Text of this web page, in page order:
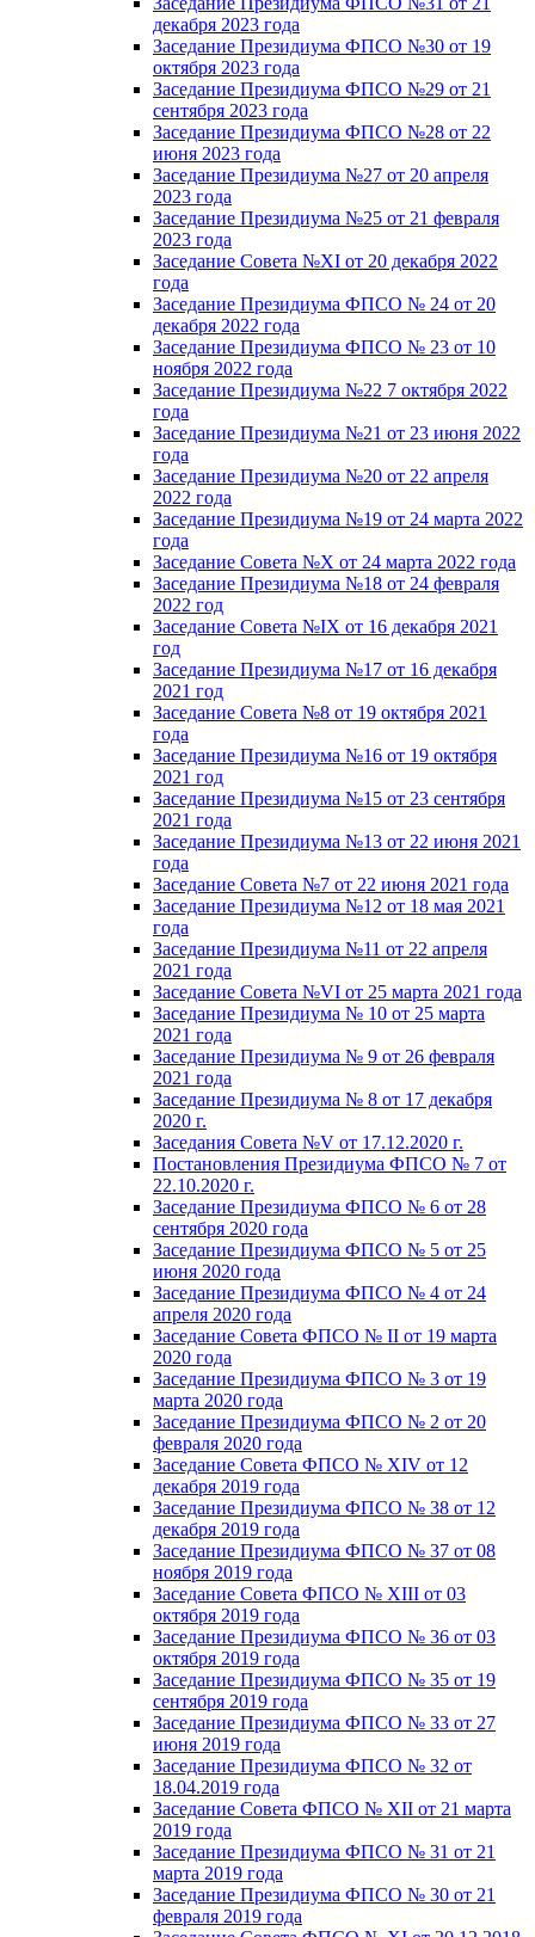
декабря 2023 года
Заседание Президиума ФПСО №30 от 19
октября 2023 года
Заседание Президиума ФПСО №29 от 21
сентября 2023 года
Заседание Президиума ФПСО №28 от 22
июня 2023 года
Заседание Президиума №27 от 20 апреля
2023 года
Заседание Президиума №25 от 21 февраля
2023 года
Заседание Совета №XI от 20 декабря 2022
года
Заседание Президиума ФПСО № 24 от 20
декабря 2022 года
Заседание Президиума ФПСО № 23 от 10
ноября 2022 года
Заседание Президиума №22 7 октября 2022
года
Заседание Президиума №21 от 23 июня 2022
года
Заседание Президиума №20 от 22 апреля
2022 года
Заседание Президиума №19 от 24 марта 2022
года
Заседание Совета №X от 24 марта 2022 года
Заседание Президиума №18 от 24 февраля
2022 год
Заседание Совета №IX от 16 декабря 2021
год
Заседание Президиума №17 от 16 декабря
2021 год
Заседание Совета №8 от 19 октября 2021
года
Заседание Президиума №16 от 19 октября
2021 год
Заседание Президиума №15 от 23 сентября
2021 года
Заседание Президиума №13 от 22 июня 2021
года
Заседание Совета №7 от 22 июня 2021 года
Заседание Президиума №12 от 18 мая 2021
года
Заседание Президиума №11 от 22 апреля
2021 года
Заседание Совета №VI от 25 марта 2021 года
Заседание Президиума № 10 от 25 марта
2021 года
Заседание Президиума № 9 от 26 февраля
2021 года
Заседание Президиума № 8 от 17 декабря
2020 г.
Заседания Совета №V от 17.12.2020 г.
Постановления Президиума ФПСО № 7 от
22.10.2020 г.
Заседание Президиума ФПСО № 6 от 28
сентября 2020 года
Заседание Президиума ФПСО № 5 от 25
июня 2020 года
Заседание Президиума ФПСО № 4 от 24
апреля 2020 года
Заседание Совета ФПСО № II от 19 марта
2020 года
Заседание Президиума ФПСО № 3 от 19
марта 2020 года
Заседание Президиума ФПСО № 2 от 20
февраля 2020 года
Заседание Совета ФПСО № XIV от 12
декабря 2019 года
Заседание Президиума ФПСО № 38 от 12
декабря 2019 года
Заседание Президиума ФПСО № 37 от 08
ноября 2019 года
Заседание Совета ФПСО № XIII от 03
октября 2019 года
Заседание Президиума ФПСО № 36 от 03
октября 2019 года
Заседание Президиума ФПСО № 35 от 19
сентября 2019 года
Заседание Президиума ФПСО № 33 от 27
июня 2019 года
Заседание Президиума ФПСО № 32 от
18.04.2019 года
Заседание Совета ФПСО № XII от 21 марта
2019 года
Заседание Президиума ФПСО № 31 от 21
марта 2019 года
Заседание Президиума ФПСО № 30 от 21
февраля 2019 года